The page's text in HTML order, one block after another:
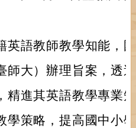
英語教師教學知能，
師大）辦理旨案，透
精進其英語教學專業
學策略，提高國中小